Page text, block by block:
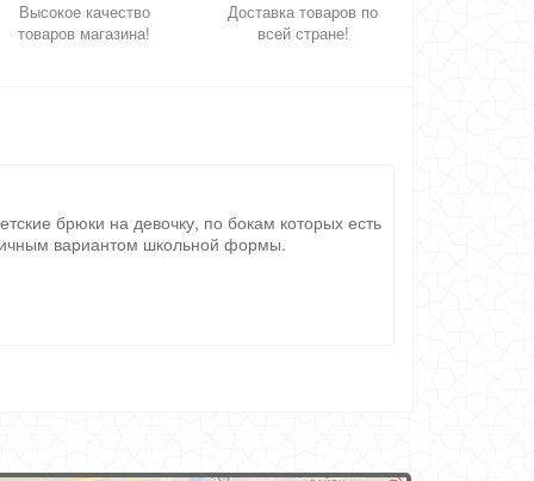
Высокое качество
товаров магазина!
Доставка товаров по
всей стране!
брюки на девочку, по бокам которых есть
вариантом школьной формы.